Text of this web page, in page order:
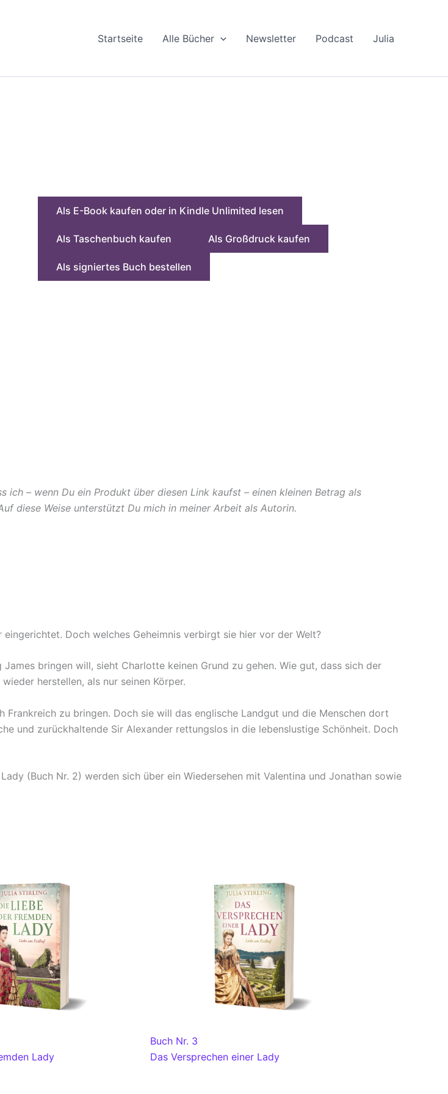
Startseite Alle Bücher Newsletter Podcast Julia
Als E-Book kaufen oder in Kindle Unlimited lesen
Als Taschenbuch kaufen Als Großdruck kaufen
Als signiertes Buch bestellen
– wenn Du ein Produkt über diesen Link kaufst – einen kleinen Betrag als
diese Weise unterstützt Du mich in meiner Arbeit als Autorin.
Doch welches Geheimnis verbirgt sie hier vor der Welt?
bringen will, sieht Charlotte keinen Grund zu gehen. Wie gut, dass sich der
herstellen, als nur seinen Körper.
zu bringen. Doch sie will das englische Landgut und die Menschen dort
und zurückhaltende Sir Alexander rettungslos in die lebenslustige Schönheit. Doch
(Buch Nr. 2) werden sich über ein Wiedersehen mit Valentina und Jonathan sowie
Lady
Buch Nr. 3
Das Versprechen einer Lady